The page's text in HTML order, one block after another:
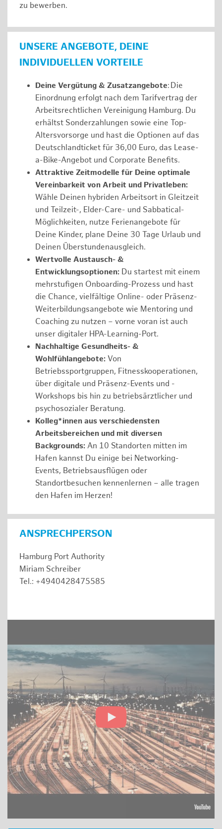
zu bewerben.
UNSERE ANGEBOTE, DEINE
INDIVIDUELLEN VORTEILE
Deine Vergütung & Zusatzangebote: Die
Einordnung erfolgt nach dem Tarifvertrag der
Arbeitsrechtlichen Vereinigung Hamburg. Du
erhältst Sonderzahlungen sowie eine Top-
Altersvorsorge und hast die Optionen auf das
Deutschlandticket für 36,00 Euro, das Lease-
a-Bike-Angebot und Corporate Benefits.
Attraktive Zeitmodelle für Deine optimale
Vereinbarkeit von Arbeit und Privatleben:
Wähle Deinen hybriden Arbeitsort in Gleitzeit
und Teilzeit-, Elder-Care- und Sabbatical-
Möglichkeiten, nutze Ferienangebote für
Deine Kinder, plane Deine 30 Tage Urlaub und
Deinen Überstundenausgleich.
Wertvolle Austausch- &
Entwicklungsoptionen: Du startest mit einem
mehrstufigen Onboarding-Prozess und hast
die Chance, vielfältige Online- oder Präsenz-
Weiterbildungsangebote wie Mentoring und
Coaching zu nutzen – vorne voran ist auch
unser digitaler HPA-Learning-Port.
Nachhaltige Gesundheits- &
Wohlfühlangebote: Von
Betriebssportgruppen, Fitnesskooperationen,
über digitale und Präsenz-Events und -
Workshops bis hin zu betriebsärztlicher und
psychosozialer Beratung.
Kolleg*innen aus verschiedensten
Arbeitsbereichen und mit diversen
Backgrounds: An 10 Standorten mitten im
Hafen kannst Du einige bei Networking-
Events, Betriebsausflügen oder
Standortbesuchen kennenlernen – alle tragen
den Hafen im Herzen!
ANSPRECHPERSON
Hamburg Port Authority
Miriam Schreiber
Tel.: +4940428475585